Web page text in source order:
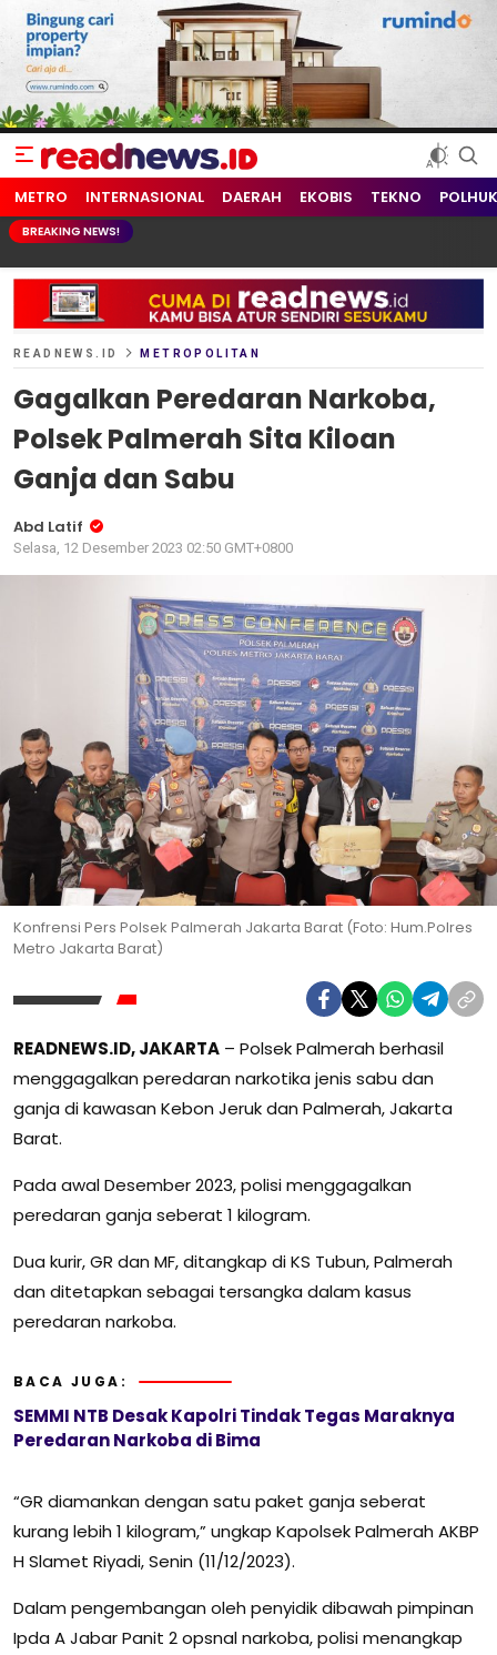
readnews.id
Berita Terkini, Update Terbaru Hari ini dari Indonesia dan Dunia
METRO INTERNASIONAL DAERAH EKOBIS TEKNO
BREAKING NEWS!
READNEWS.ID METROPOLITAN
Gagalkan Peredaran Narkoba,
Polsek Palmerah Sita Kiloan
Ganja dan Sabu
Abd Latif
Selasa, 12 Desember 2023 02:50 GMT+0800
Konfrensi Pers Polsek Palmerah Jakarta Barat (Foto: Hum.Polres
Metro Jakarta Barat)
READNEWS.ID, JAKARTA – Polsek Palmerah berhasil
menggagalkan peredaran narkotika jenis sabu dan
ganja di kawasan Kebon Jeruk dan Palmerah, Jakarta
Barat.
Pada awal Desember 2023, polisi menggagalkan
peredaran ganja seberat 1 kilogram.
Dua kurir, GR dan MF, ditangkap di KS Tubun, Palmerah
dan ditetapkan sebagai tersangka dalam kasus
peredaran narkoba.
BACA JUGA:
SEMMI NTB Desak Kapolri Tindak Tegas Maraknya
Peredaran Narkoba di Bima
“GR diamankan dengan satu paket ganja seberat
kurang lebih 1 kilogram,” ungkap Kapolsek Palmerah AKBP
H Slamet Riyadi, Senin (11/12/2023).
Dalam pengembangan oleh penyidik dibawah pimpinan
Ipda A Jabar Panit 2 opsnal narkoba, polisi menangkap